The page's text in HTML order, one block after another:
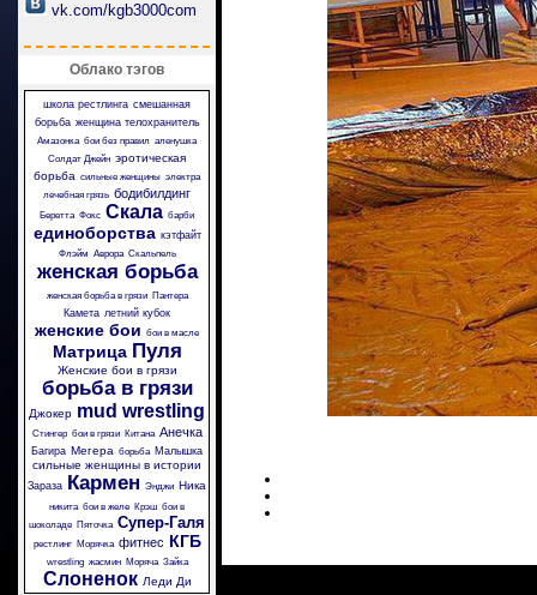
vk.com/kgb3000com
Облако тэгов
школа рестлинга смешанная
борьба женщина телохранитель
Амазонка бои без правил аленушка
Солдат Джейн эротическая
борьба сильные женщины электра
лечебная грязь бодибилдинг
Беретта Фокс Скала барби
единоборства кэтфайт
Флэйм Аврора Скальпель
женская борьба
женская борьба в грязи Пантера
Камета летний кубок
женские бои бои в масле
Матрица Пуля
Женские бои в грязи
борьба в грязи
Джокер mud wrestling
Стингер бои в грязи Китана Анечка
Багира Мегера борьба Малышка
сильные женщины в истории
Зараза Кармен Энджи Ника
никита бои в желе Крэш бои в
шоколаде Пяточка Супер-Галя
рестлинг Морячка фитнес КГБ
wrestling жасмин Моряча Зайка
Слоненок Леди Ди